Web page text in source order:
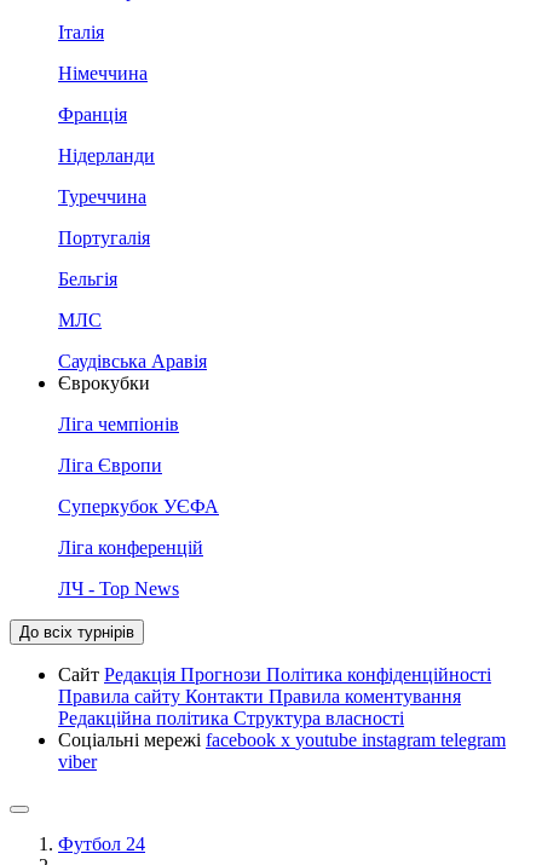
Італія
Німеччина
Франція
Нідерланди
Туреччина
Португалія
Бельгія
МЛС
Саудівська Аравія
Єврокубки
Ліга чемпіонів
Ліга Європи
Суперкубок УЄФА
Ліга конференцій
ЛЧ - Top News
До всіх турнірів
Сайт Редакція Прогнози Політика конфіденційності
Правила сайту Контакти Правила коментування
Редакційна політика Структура власності
Соціальні мережі facebook x youtube instagram telegram
viber
Футбол 24